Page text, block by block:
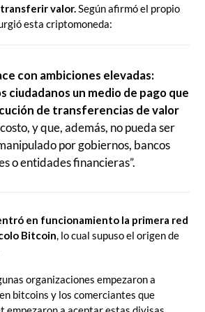
valor.Según afirmó el propio
esta criptomoneda:
con ambiciones elevadas:
ciudadanos un medio de pago que
de transferencias de valor
y que, además, no pueda ser
por gobiernos, bancos
o entidades financieras”.
en funcionamiento la primera red
Bitcoin, lo cual supuso el origen de
organizaciones empezaron a
bitcoins y los comerciantes que